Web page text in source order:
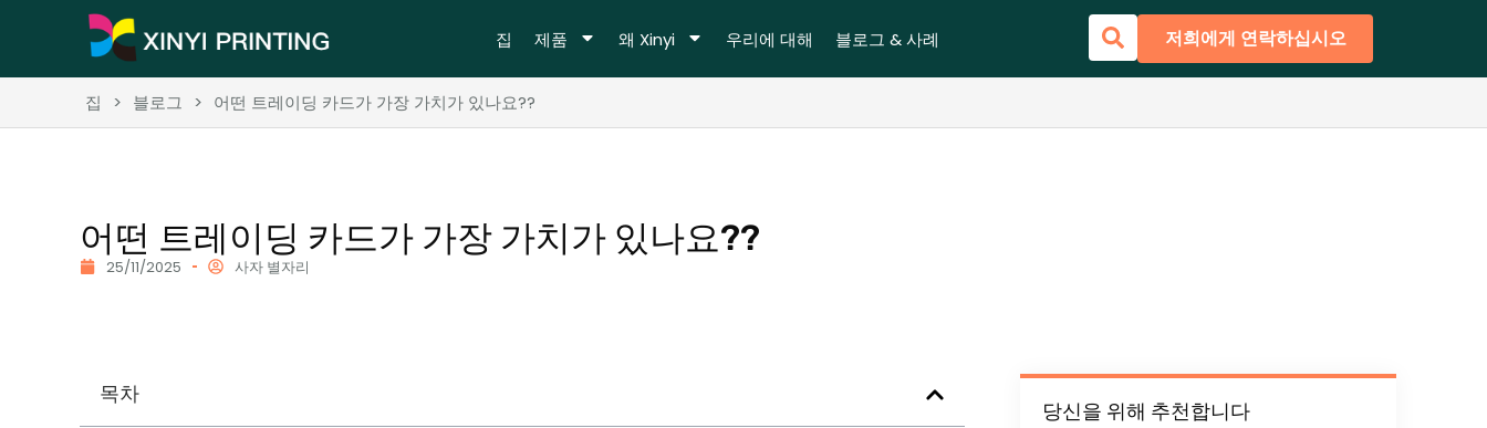
집 제품 왜 Xinyi 우리에 대해 블로그 & 사례 저희에게 연락하십시오
집 > 블로그 > 어떤 트레이딩 카드가 가장 가치가 있나요??
어떤 트레이딩 카드가 가장 가치가 있나요??
25/11/2025 사자 별자리
목차
당신을 위해 추천합니다